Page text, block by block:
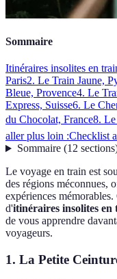
Sommaire
Itinéraires insolites en
Paris2. Le Train Jaune,
Bleue, Provence4. Le
Express, Suisse6. Le
du Chocolat, France8. Le
aller plus loin :Checklist
Sommaire(12 sections
Le voyage en train est
des régions méconnues,
expériences
d'itinéraires insolites en
de vous apprendre
voyageurs.
1. La Petite